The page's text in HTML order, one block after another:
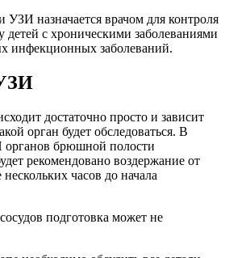
УЗИ назначается врачом для контроля
детей с хроническими заболеваниями
инфекционных заболеваний.
достаточно просто и зависит
орган будет обследоваться. В
органов брюшной полости
рекомендовано воздержание от
часов до начала
подготовка может не